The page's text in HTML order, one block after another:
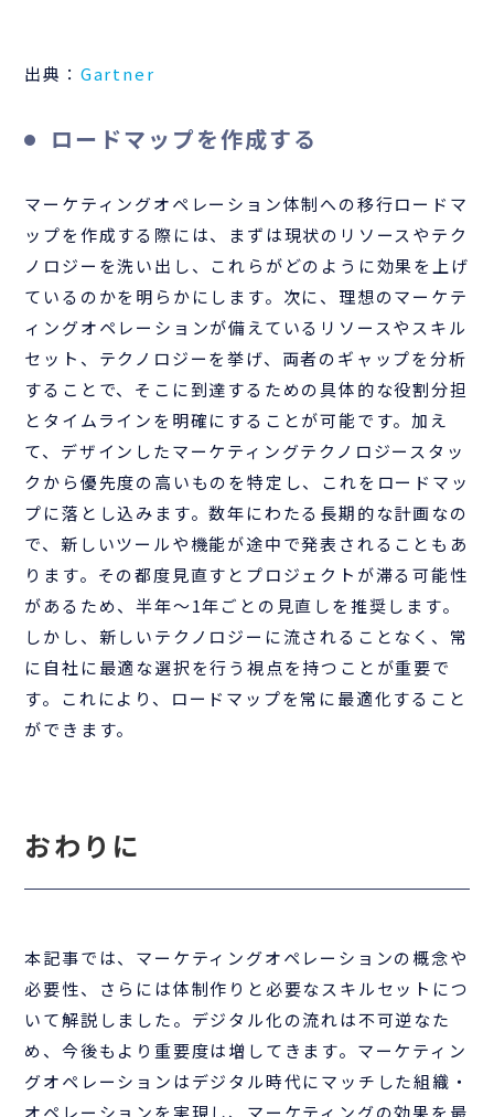
出典： Gartner
ロードマップを作成する
マーケティングオペレーション体制への移行ロードマ
ップを作成する際には、まずは現状のリソースやテク
ノロジーを洗い出し、これらがどのように効果を上げ
ているのかを明らかにします。次に、理想のマーケテ
ィングオペレーションが備えているリソースやスキル
セット、テクノロジーを挙げ、両者のギャップを分析
することで、そこに到達するための具体的な役割分担
とタイムラインを明確にすることが可能です。加え
て、デザインしたマーケティングテクノロジースタッ
クから優先度の高いものを特定し、これをロードマッ
プに落とし込みます。数年にわたる長期的な計画なの
で、新しいツールや機能が途中で発表されることもあ
ります。その都度見直すとプロジェクトが滞る可能性
があるため、半年〜1年ごとの見直しを推奨します。
しかし、新しいテクノロジーに流されることなく、常
に自社に最適な選択を行う視点を持つことが重要で
す。これにより、ロードマップを常に最適化すること
ができます。
おわりに
本記事では、マーケティングオペレーションの概念や
必要性、さらには体制作りと必要なスキルセットにつ
いて解説しました。デジタル化の流れは不可逆なた
め、今後もより重要度は増してきます。マーケティン
グオペレーションはデジタル時代にマッチした組織・
オペレーションを実現し、マーケティングの効果を最